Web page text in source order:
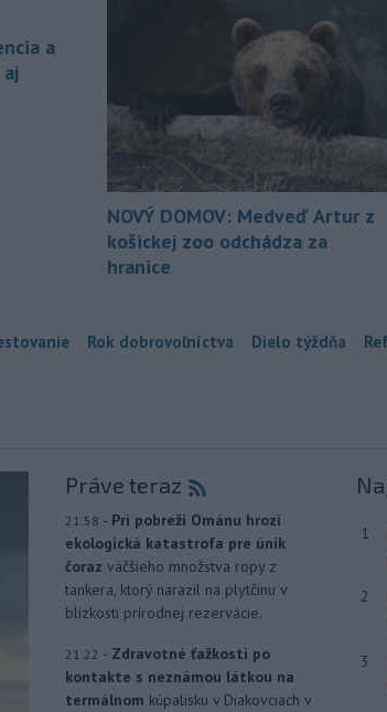
a
NOVÝ DOMOV: Medveď Artur z
košickej zoo odchádza za
hranice
Rok dobrovoľníctva Dielo týždňa
Práve teraz
21:58 - Pri pobreží Ománu hrozí
ekologická katastrofa pre únik
čoraz väčšieho množstva ropy z
tankera, ktorý narazil na plytčinu v
blízkosti prírodnej rezervácie.
21:22 - Zdravotné ťažkosti po
kontakte s neznámou látkou na
termálnom kúpalisku v Diakovciach v
1
2
3